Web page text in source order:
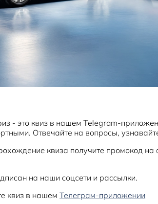
- это квиз в нашем Telegram-
Отвечайте на вопросы,
квиза получите промокод
на наши соцсети и рассылки.
квиз в нашем Телеграм-приложении